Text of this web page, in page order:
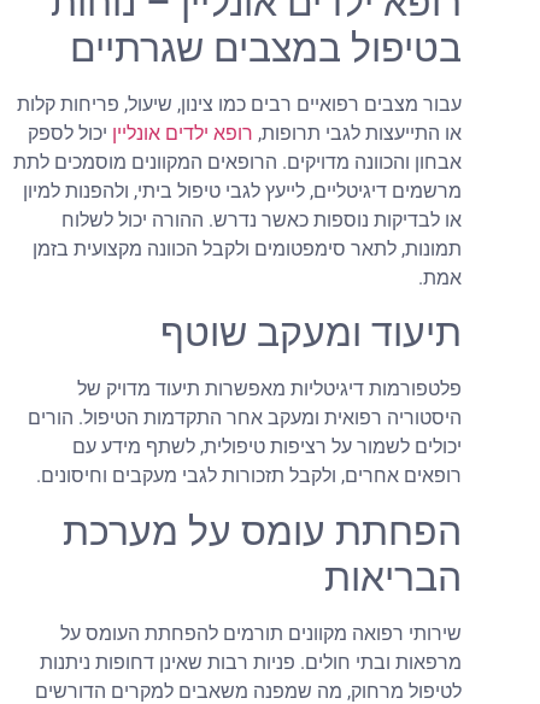
בטיפול במצבים שגרתיים
עבור מצבים רפואיים רבים כמו צינון, שיעול, פריחות קלות
או התייעצות לגבי תרופות, רופא ילדים אונליין יכול לספק
אבחון והכוונה מדויקים. הרופאים המקוונים מוסמכים לתת
מרשמים דיגיטליים, לייעץ לגבי טיפול ביתי, ולהפנות למיון
או לבדיקות נוספות כאשר נדרש. ההורה יכול לשלוח
תמונות, לתאר סימפטומים ולקבל הכוונה מקצועית בזמן
אמת.
תיעוד ומעקב שוטף
פלטפורמות דיגיטליות מאפשרות תיעוד מדויק של
היסטוריה רפואית ומעקב אחר התקדמות הטיפול. הורים
יכולים לשמור על רציפות טיפולית, לשתף מידע עם
רופאים אחרים, ולקבל תזכורות לגבי מעקבים וחיסונים.
הפחתת עומס על מערכת
הבריאות
שירותי רפואה מקוונים תורמים להפחתת העומס על
מרפאות ובתי חולים. פניות רבות שאינן דחופות ניתנות
לטיפול מרחוק, מה שמפנה משאבים למקרים הדורשים